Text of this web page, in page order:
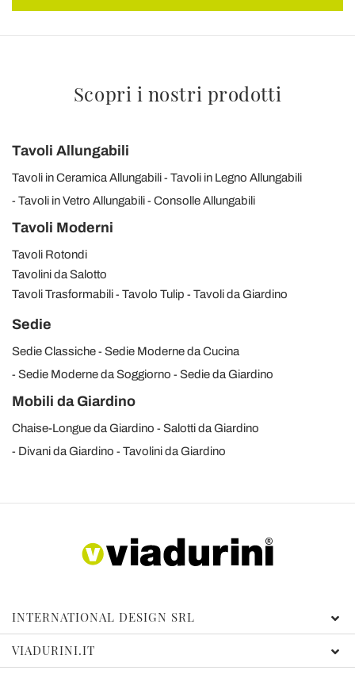
Scopri i nostri prodotti
Tavoli Allungabili
Tavoli in Ceramica Allungabili
Tavoli in Legno Allungabili
Tavoli in Vetro Allungabili
Consolle Allungabili
Tavoli Moderni
Tavoli Rotondi
Tavolini da Salotto
Tavoli Trasformabili
Tavolo Tulip Tavoli da Giardino
Sedie
Sedie Classiche
Sedie Moderne da Cucina
Sedie Moderne da Soggiorno
Sedie da Giardino
Mobili da Giardino
Chaise-Longue da Giardino
Salotti da Giardino
Divani da Giardino
Tavolini da Giardino
INTERNATIONAL DESIGN SRL
VIADURINI.IT